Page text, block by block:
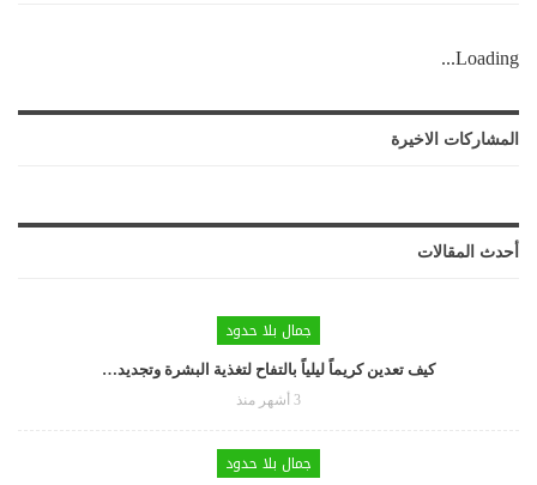
Loading...
المشاركات الاخيرة
أحدث المقالات
جمال بلا حدود
كيف تعدين كريماً ليلياً بالتفاح لتغذية البشرة وتجديد…
3 أشهر منذ
جمال بلا حدود